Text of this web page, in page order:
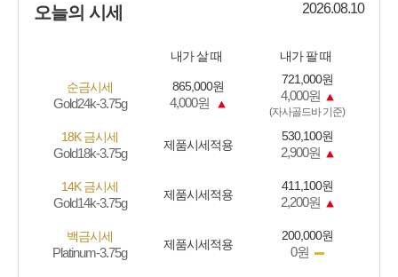
오늘의 시세 2026.08.10
내가 살 때 내가 팔 때
순금시세
Gold24k-3.75g
865,000원
4,000원
721,000원
4,000원
(자사골드바 기준)
18K 금시세
Gold18k-3.75g
제품시세적용
530,100원
2,900원
14K 금시세
Gold14k-3.75g
제품시세적용
411,100원
2,200원
백금시세
Platinum-3.75g
제품시세적용
200,000원
0원